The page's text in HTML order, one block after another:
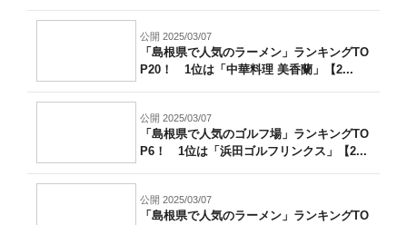
公開 2025/03/07
「島根県で人気のラーメン」ランキングTO
P20！ 1位は「中華料理 美香蘭」【2...
公開 2025/03/07
「島根県で人気のゴルフ場」ランキングTO
P6！ 1位は「浜田ゴルフリンクス」【2...
公開 2025/03/07
「島根県で人気のラーメン」ランキングTO